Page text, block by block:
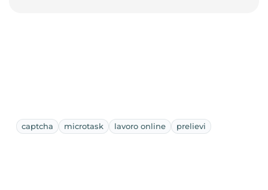
captcha microtask lavoro online prelievi